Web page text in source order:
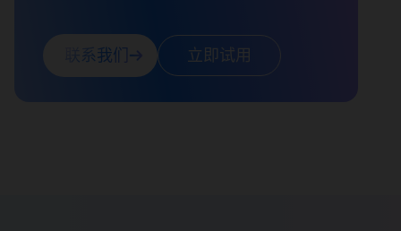
联系我们 立即试用